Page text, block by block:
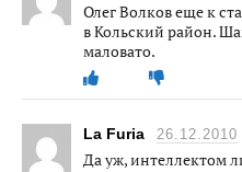
Олег Волков еще к
в Кольский район.
маловато.
La Furia 26.12.2010
Да уж, интеллектом